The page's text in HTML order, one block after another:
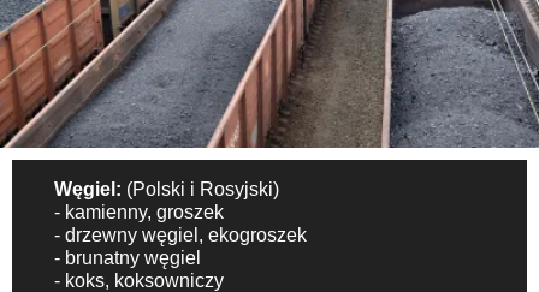
Węgiel: (Polski i Rosyjski)
- kamienny, groszek
- drzewny węgiel, ekogroszek
- brunatny węgiel
- koks, koksowniczy